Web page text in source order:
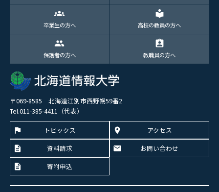
groups
卒業生の方へ
local_library
高校の教員の方へ
group
保護者の方へ
assignment_ind
教職員の方へ
〒069-8585 北海道江別市西野幌59番2
Tel.011-385-4411（代表）
トピックス
アクセス
資料請求
お問い合わせ
寄附申込